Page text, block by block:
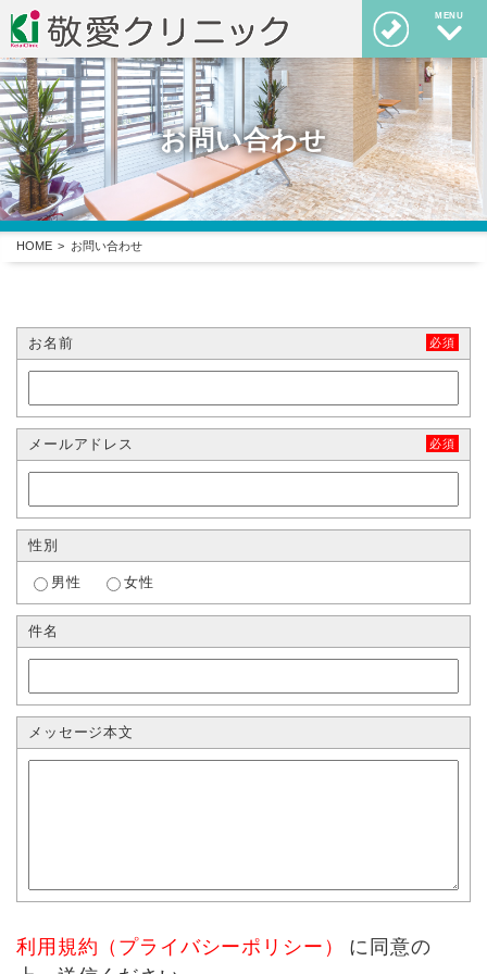
MENU
お問い合わせ
HOME お問い合わせ
お名前 必須
メールアドレス 必須
性別
男性 女性
件名
メッセージ本文
利用規約（プライバシーポリシー）
に同意の